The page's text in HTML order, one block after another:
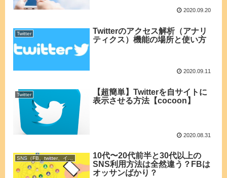
2020.09.20
Twitter
Twitterのアクセス解析（アナリ
ティクス）機能の場所と使い方
2020.09.11
Twitter
【超簡単】Twitterを自サイトに
表示させる方法【cocoon】
2020.08.31
SNS（FB、twitter、インスタ）全般の情報
10代〜20代前半と30代以上の
SNS利用方法は全然違う？FBは
オッサンばかり？